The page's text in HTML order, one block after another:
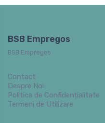
BSB Empregos
BSB Empregos
Contact
Despre Noi
Politica de Confidențialitate
Termeni de Utilizare